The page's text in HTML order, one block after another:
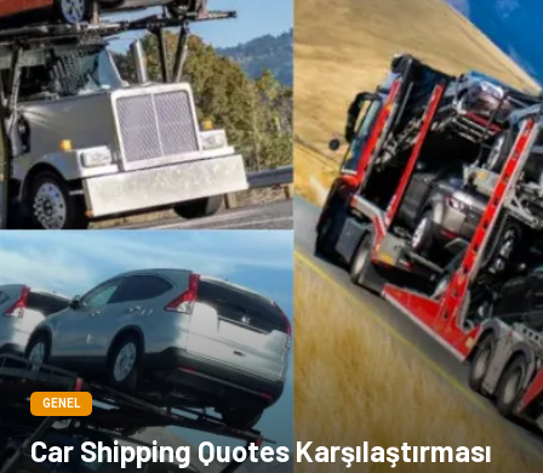
GENEL
Car Shipping Quotes Karşılaştırması